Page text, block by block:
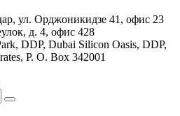
ул. Орджоникидзе 41, офис 23
д. 4, офис 428
DDP, Dubai Silicon Oasis, DDP,
P. O. Box 342001